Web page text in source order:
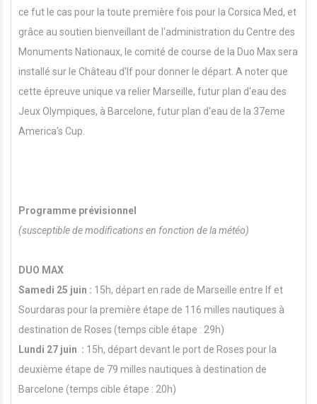
ce fut le cas pour la toute première fois pour la Corsica Med, et
grâce au soutien bienveillant de l'administration du Centre des
Monuments Nationaux, le comité de course de la Duo Max sera
installé sur le Château d'If pour donner le départ. A noter que
cette épreuve unique va relier Marseille, futur plan d'eau des
Jeux Olympiques, à Barcelone, futur plan d'eau de la 37eme
America's Cup.
Programme prévisionnel
(susceptible de modifications en fonction de la météo)
DUO MAX
Samedi 25 juin : 15h, départ en rade de Marseille entre If et
Sourdaras pour la première étape de 116 milles nautiques à
destination de Roses (temps cible étape : 29h)
Lundi 27 juin : 15h, départ devant le port de Roses pour la
deuxième étape de 79 milles nautiques à destination de
Barcelone (temps cible étape : 20h)